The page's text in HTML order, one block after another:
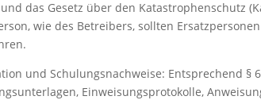
und das Gesetz über den Katastrophenschutz
wie des Betreibers, sollten
und Schulungsnachweise: Entsprechend §
Einweisungsprotokolle,